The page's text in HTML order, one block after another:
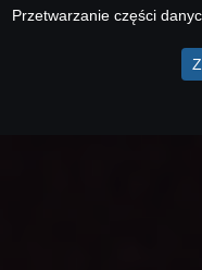
Przetwarzanie części